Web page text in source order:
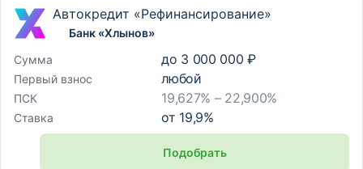
Автокредит «Рефинансирование»
Банк «Хлынов»
Сумма
до 3 000 000 ₽
Первый взнос любой
ПСК 19,627% – 22,900%
Ставка от 19,9%
Подобрать